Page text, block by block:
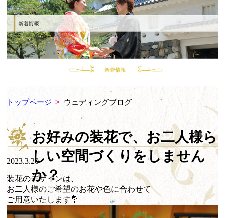
トップページ > ウェディングブログ
お好みの装花で、お二人様ら
しい空間づくりをしません
か？
2023.3.20
装花のデザインは、
お二人様のご希望のお花や色に合わせて
ご用意いたします💐